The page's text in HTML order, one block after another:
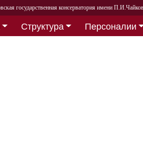
государственная консерватория имени
Структура Персоналии